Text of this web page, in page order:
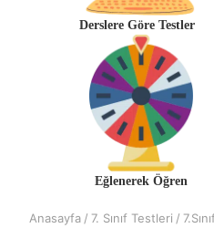
Derslere Göre Testler
Eğlenerek Öğren
Anasayfa / 7. Sınıf Testleri /